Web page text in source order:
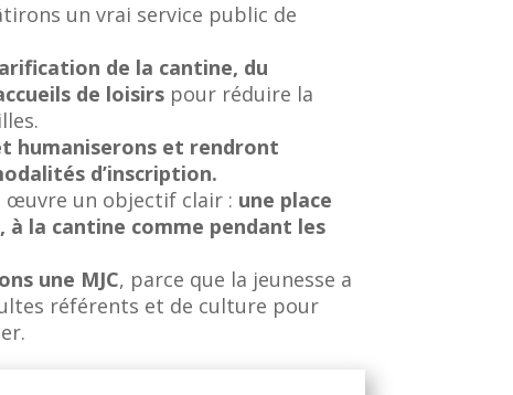
un vrai service public de
de la cantine, du
de loisirs pour réduire la
humaniserons et rendront
d’inscription.
œuvre un objectif clair : une place
à la cantine comme pendant les
une MJC, parce que la jeunesse a
référents et de culture pour